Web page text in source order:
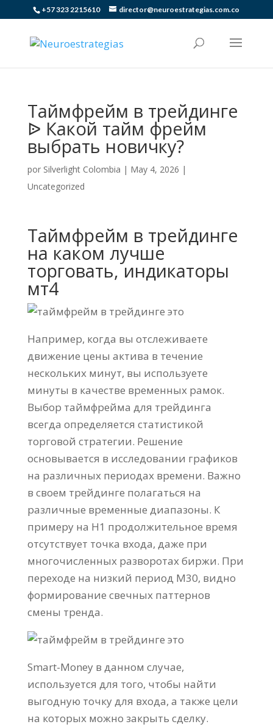
+57 323 2215610 director@neuroestrategias.com.co
Таймфрейм в трейдинге
ᐉ Какой тайм фрейм
выбрать новичку?
por Silverlight Colombia | May 4, 2026 |
Uncategorized
Таймфрейм в трейдинге
на каком лучше
торговать, индикаторы
мт4
Например, когда вы отслеживаете
движение цены актива в течение
нескольких минут, вы используете
минуты в качестве временных рамок.
Выбор таймфрейма для трейдинга
всегда определяется статистикой
торговой стратегии. Решение
основывается в исследовании графиков
на различных периодах времени. Важно
в своем трейдинге полагаться на
различные временные диапазоны. К
примеру на Н1 продолжительное время
отсутствует точка входа, даже при
многочисленных разворотах биржи. При
переходе на низкий период М30, видно
формирование свечных паттернов
смены тренда.
Smart-Money в данном случае,
используется для того, чтобы найти
выгодную точку для входа, а также цели
на которых можно закрыть сделку.